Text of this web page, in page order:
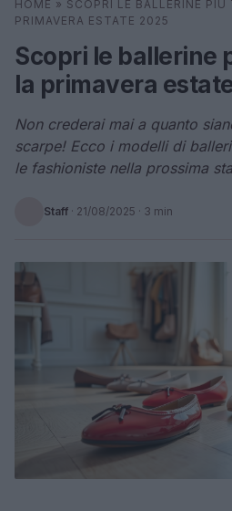
Cerca
HOME » SCOPRI LE BALLERINE PIÙ
PRIMAVERA ESTATE 2025
Scopri le ballerine
la primavera
Non crederai mai a quanto
scarpe! Ecco i modelli di
le fashioniste nella prossima
Staff · 21/08/2025 · 3 min